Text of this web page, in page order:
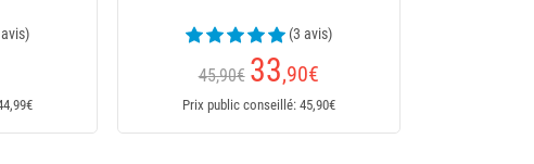
Prix public conseillé: 259,25€ Prix public conseillé: 71,37€